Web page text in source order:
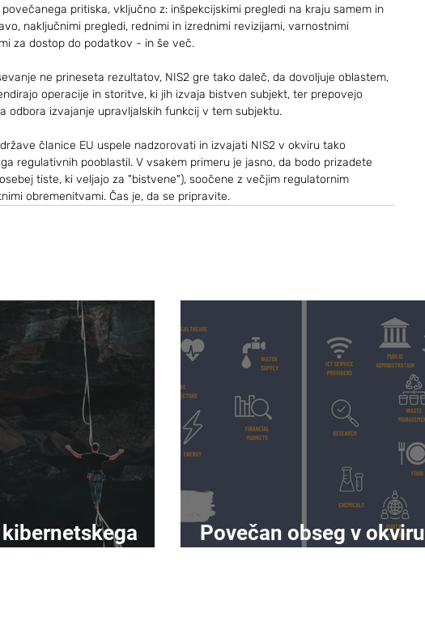
pritiska, vključno z: inšpekcijskimi pregledi na kraju samem in
naključnimi pregledi, rednimi in izrednimi revizijami, varnostnimi
za dostop do podatkov - in še več.
ne prineseta rezultatov, NIS2 gre tako daleč, da dovoljuje oblastem,
operacije in storitve, ki jih izvaja bistven subjekt, ter prepovejo
odbora izvajanje upravljalskih funkcij v tem subjektu.
članice EU uspele nadzorovati in izvajati NIS2 v okviru tako
regulativnih pooblastil. V vsakem primeru je jasno, da bodo prizadete
tiste, ki veljajo za "bistvene"), soočene z večjim regulatornim
obremenitvami. Čas je, da se pripravite.
Povečan obseg v okviru